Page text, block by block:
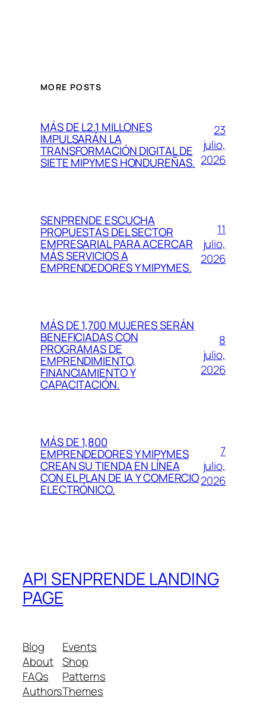
MORE POSTS
MÁS DE L2.1 MILLONES
IMPULSARÁN LA
TRANSFORMACIÓN DIGITAL DE
SIETE MIPYMES HONDUREÑAS.
23
julio,
2026
SENPRENDE ESCUCHA
PROPUESTAS DEL SECTOR
EMPRESARIAL PARA ACERCAR
MÁS SERVICIOS A
EMPRENDEDORES Y MIPYMES.
11
julio,
2026
MÁS DE 1,700 MUJERES SERÁN
BENEFICIADAS CON
PROGRAMAS DE
EMPRENDIMIENTO,
FINANCIAMIENTO Y
CAPACITACIÓN.
8
julio,
2026
MÁS DE 1,800
EMPRENDEDORES Y MIPYMES
CREAN SU TIENDA EN LÍNEA
CON EL PLAN DE IA Y COMERCIO
ELECTRÓNICO.
7
julio,
2026
API SENPRENDE LANDING
PAGE
Blog
About
FAQs
Authors
Events
Shop
Patterns
Themes